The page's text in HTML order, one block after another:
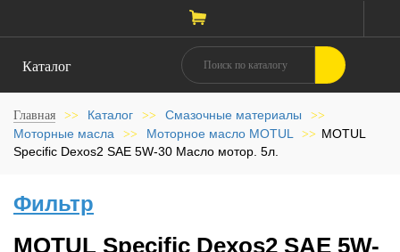
Каталог
Главная >> Каталог >> Смазочные материалы >>
Моторные масла >> Моторное масло MOTUL >> MOTUL
Specific Dexos2 SAE 5W-30 Масло мотор. 5л.
Фильтр
MOTUL Specific Dexos2 SAE 5W-